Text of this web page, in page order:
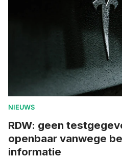
NIEUWS
RDW: geen
openbaar vanwege
informatie